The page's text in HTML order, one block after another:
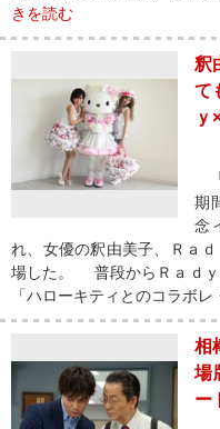
きを読む
釈
て
ｙ
期
念
れ、女優の釈由美子、Ｒａ
場した。 普段からＲａｄｙ
「ハローキティとのコラボレ
相
場
ー